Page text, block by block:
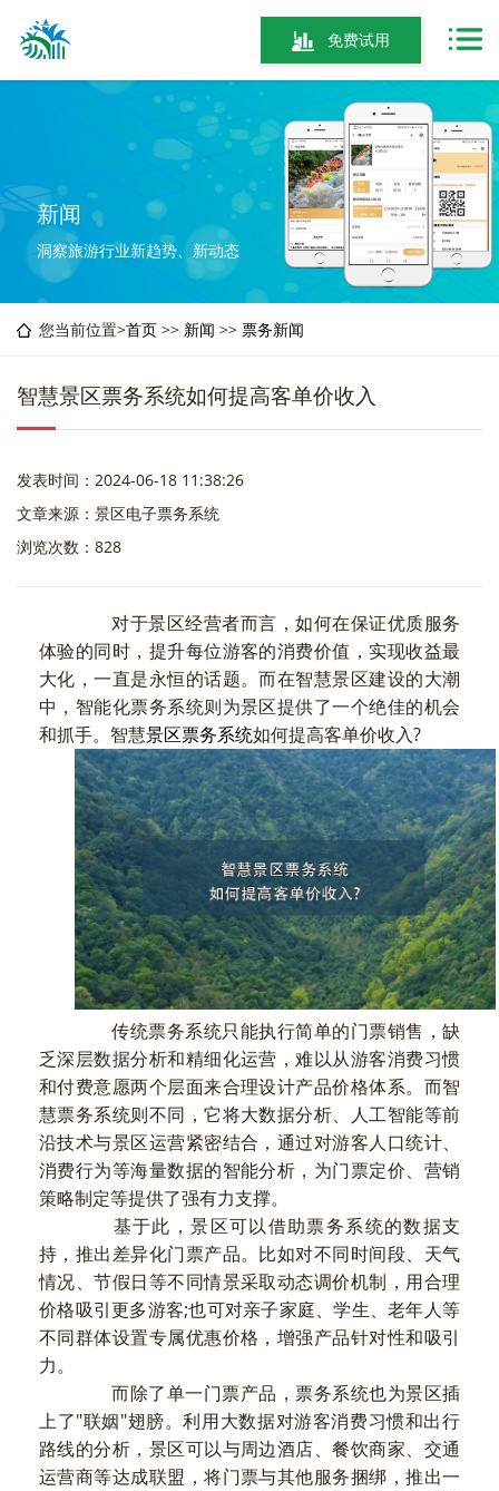
免费试用
新闻
洞察旅游行业新趋势、新动态
您当前位置>首页 >> 新闻 >> 票务新闻
智慧景区票务系统如何提高客单价收入
发表时间：2024-06-18 11:38:26
文章来源：景区电子票务系统
浏览次数：828
对于景区经营者而言，如何在保证优质服务
体验的同时，提升每位游客的消费价值，实现收益最
大化，一直是永恒的话题。而在智慧景区建设的大潮
中，智能化票务系统则为景区提供了一个绝佳的机会
和抓手。智慧景区票务系统如何提高客单价收入?
传统票务系统只能执行简单的门票销售，缺
乏深层数据分析和精细化运营，难以从游客消费习惯
和付费意愿两个层面来合理设计产品价格体系。而智
慧票务系统则不同，它将大数据分析、人工智能等前
沿技术与景区运营紧密结合，通过对游客人口统计、
消费行为等海量数据的智能分析，为门票定价、营销
策略制定等提供了强有力支撑。
基于此，景区可以借助票务系统的数据支
持，推出差异化门票产品。比如对不同时间段、天气
情况、节假日等不同情景采取动态调价机制，用合理
价格吸引更多游客;也可对亲子家庭、学生、老年人等
不同群体设置专属优惠价格，增强产品针对性和吸引
力。
而除了单一门票产品，票务系统也为景区插
上了"联姻"翅膀。利用大数据对游客消费习惯和出行
路线的分析，景区可以与周边酒店、餐饮商家、交通
运营商等达成联盟，将门票与其他服务捆绑，推出一